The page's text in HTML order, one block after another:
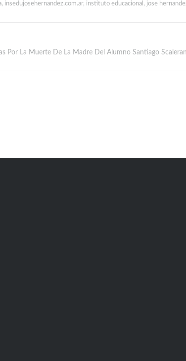
, insedujosehernandez.com.ar, instituto educacional , jose
Por La Muerte De La Madre Del Alumno Santiago